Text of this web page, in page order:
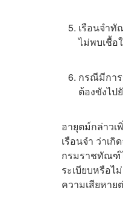
เรือนจำทั
ไม่พบเชื้อ
กรณีมีกา
ต้องขังไ
อายุตม์กล่าวเ
เรือนจำ ว่าเ
กรมราชทัณฑ์
ระเบียบหรือไ
ความเสียหา